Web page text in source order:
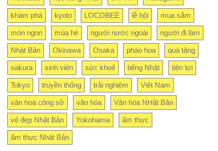
khám phá kyoto LOCOBEE lễ hội mua sắm
món ngon mùa hè người nước ngoài người đi làm
Nhật Bản Okinawa Osaka pháo hoa quà tặng
sakura sinh viên sức khoẻ tiếng Nhật tiện lợi
Tokyo truyền thống trải nghiệm Việt Nam
văn hoá công sở văn hóa Văn hóa NHật Bản
vẻ đẹp Nhật Bản Yokohama ẩm thực
ẩm thực Nhật Bản